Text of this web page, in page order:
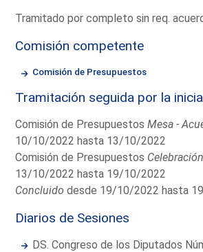
Tramitado por completo sin req.
Comisión competente
Comisión de Presupuestos
Tramitación seguida por la
Comisión de PresupuestosMesa -
10/10/2022 hasta 13/10/2022
Comisión de Presupuestos Celebración
13/10/2022 hasta 19/10/2022
Concluido desde 19/10/2022 hasta
Diarios de Sesiones
DS. Congreso de los Diputados